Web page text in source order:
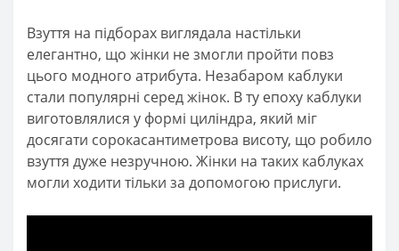
Взуття на підборах виглядала настільки
елегантно, що жінки не змогли пройти повз
цього модного атрибута. Незабаром каблуки
стали популярні серед жінок. В ту епоху каблуки
виготовлялися у формі циліндра, який міг
досягати сорокасантиметрова висоту, що робило
взуття дуже незручною. Жінки на таких каблуках
могли ходити тільки за допомогою прислуги.